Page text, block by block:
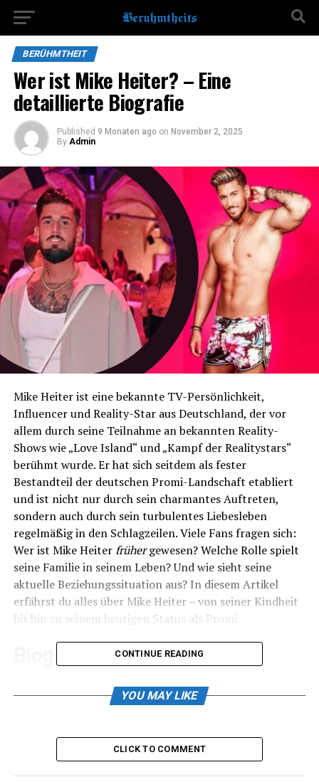
BERÜHMTHEIT
Wer ist Mike Heiter? – Eine
detaillierte Biografie
Published 9 Monaten ago on November 2, 2025
By Admin
Mike Heiter ist eine bekannte TV-Persönlichkeit,
Influencer und Reality-Star aus Deutschland, der vor
allem durch seine Teilnahme an bekannten Reality-
Shows wie „Love Island“ und „Kampf der Realitystars“
berühmt wurde. Er hat sich seitdem als fester
Bestandteil der deutschen Promi-Landschaft etabliert
und ist nicht nur durch sein charmantes Auftreten,
sondern auch durch sein turbulentes Liebesleben
regelmäßig in den Schlagzeilen. Viele Fans fragen sich:
Wer ist Mike Heiterfrühergewesen? Welche Rolle spielt
seine Familie in seinem Leben? Und wie sieht seine
aktuelle Beziehungssituation aus? In diesem Artikel
erfährst du alles über Mike Heiter – von seiner Kindheit
bis hin zu seinem heutigen Status als Promi.
Biografie-Tabelle von Mike
Vollständiger Name
Mike Heiter
Geburtsdatum
13. Mai 1992
CONTINUE READING
YOU MAY LIKE
CLICK TO COMMENT